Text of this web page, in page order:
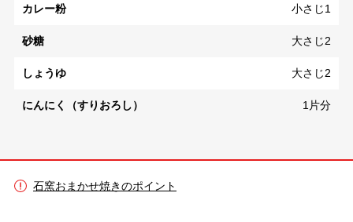
カレー粉 小さじ1
砂糖 大さじ2
しょうゆ 大さじ2
にんにく（すりおろし） 1片分
石窯おまかせ焼きのポイント